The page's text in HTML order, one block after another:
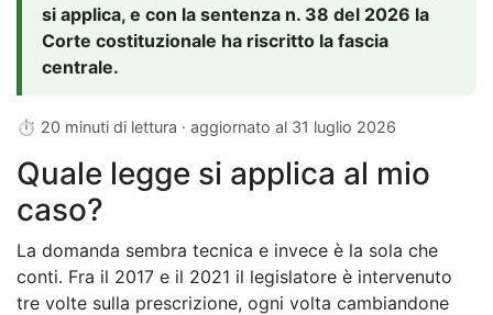
si applica, e con la sentenza n. 38 del 2026 la
Corte costituzionale ha riscritto la fascia
centrale.
⏱ 20 minuti di lettura · aggiornato al 31 luglio 2026
Quale legge si applica al mio
caso?
La domanda sembra tecnica e invece è la sola che
conti. Fra il 2017 e il 2021 il legislatore è intervenuto
tre volte sulla prescrizione, ogni volta cambiandone